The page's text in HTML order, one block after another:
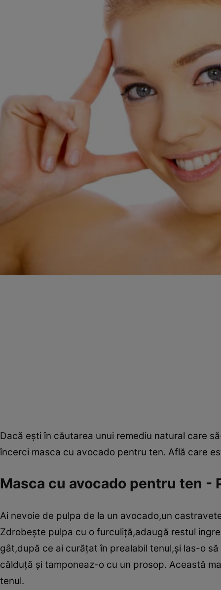
Dacă eşti în căutarea unui remediu natural care
încerci masca cu avocado pentru ten. Află care
Masca cu avocado pentru ten -
Ai nevoie de pulpa de la un avocado,un
Zdrobeşte pulpa cu o furculiţă,adaugă restul
gât,după ce ai curăţat în prealabil tenul,şi las-o
călduţă şi tamponeaz-o cu un prosop. Această
tenul.